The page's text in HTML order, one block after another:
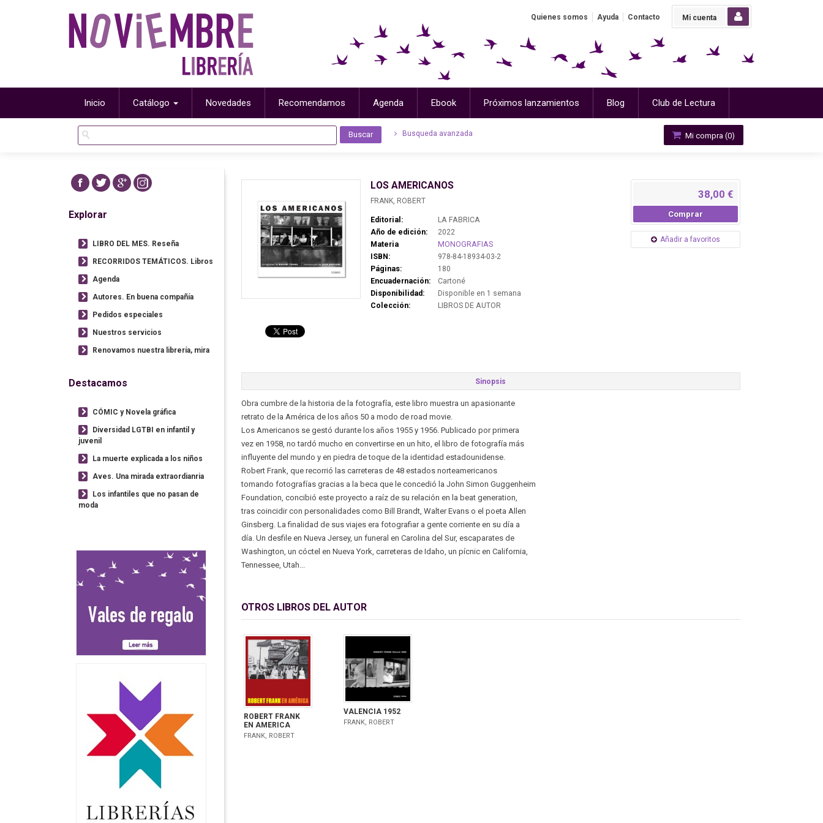
Mi cuenta
Quienes somos Ayuda Contacto
Inicio Catálogo Novedades Recomendamos Agenda Ebook Próximos lanzamientos Blog Club de Lectura
Busqueda avanzada Mi compra (0)
LOS AMERICANOS
FRANK, ROBERT
Editorial:
LA FABRICA
Año de edición:
2022
Materia
MONOGRAFIAS
ISBN:
978-84-18934-03-2
Páginas:
180
Encuadernación:
Cartoné
Disponibilidad:
Disponible en 1 semana
Colección:
LIBROS DE AUTOR
38,00 €
Comprar
Añadir a favoritos
Sinopsis
Obra cumbre de la historia de la fotografía, este libro muestra un apasionante
retrato de la América de los años 50 a modo de road movie.
Los Americanos se gestó durante los años 1955 y 1956. Publicado por primera
vez en 1958, no tardó mucho en convertirse en un hito, el libro de fotografía más
influyente del mundo y en piedra de toque de la identidad estadounidense.
Robert Frank, que recorrió las carreteras de 48 estados norteamericanos
tomando fotografías gracias a la beca que le concedió la John Simon Guggenheim
Foundation, concibió este proyecto a raíz de su relación en la beat generation,
tras coincidir con personalidades como Bill Brandt, Walter Evans o el poeta Allen
Ginsberg. La finalidad de sus viajes era fotografiar a gente corriente en su día a
día. Un desfile en Nueva Jersey, un funeral en Carolina del Sur, escaparates de
Washington, un cóctel en Nueva York, carreteras de Idaho, un pícnic en California,
Tennessee, Utah...
OTROS LIBROS DEL AUTOR
ROBERT FRANK
EN AMERICA
FRANK, ROBERT
VALENCIA 1952
FRANK, ROBERT
Explorar
LIBRO DEL MES. Reseña
RECORRIDOS TEMÁTICOS. Libros
Agenda
Autores. En buena compañía
Pedidos especiales
Nuestros servicios
Renovamos nuestra librería, mira
Destacamos
CÓMIC y Novela gráfica
Diversidad LGTBI en infantil y
juvenil
La muerte explicada a los niños
Aves. Una mirada extraordianria
Los infantiles que no pasan de
moda